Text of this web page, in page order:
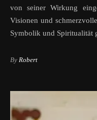
von seiner Wirkung
Visionen und
Symbolik und Spiritualität
By Robert